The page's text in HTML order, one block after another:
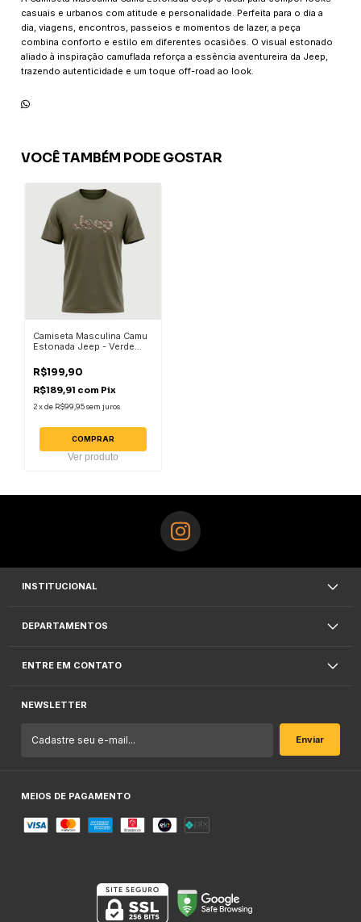
casuais e urbanos com atitude e personalidade. Perfeita para o dia a
dia, viagens, encontros, passeios e momentos de lazer, a peça
combina conforto e estilo em diferentes ocasiões. O visual estonado
aliado à inspiração camuflada reforça a essência aventureira da Jeep,
trazendo autenticidade e um toque off-road ao look.
VOCÊ TAMBÉM PODE GOSTAR
Camiseta Masculina Camu
Estonada Jeep - Verde
R$199,90
R$189,91 com Pix
2xde R$99,95sem juros
COMPRAR
Ver produto
INSTITUCIONAL
DEPARTAMENTOS
ENTRE EM CONTATO
NEWSLETTER
MEIOS DE PAGAMENTO